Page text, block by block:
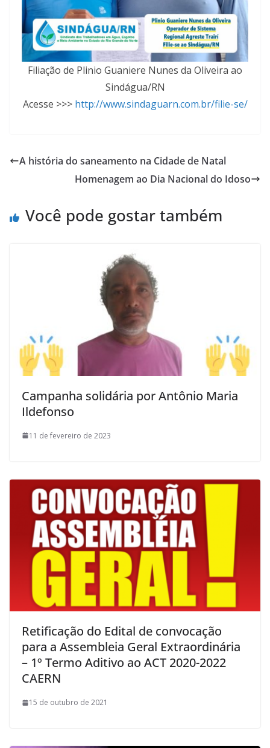
Filiação de Plinio Guaniere Nunes da Oliveira ao
Sindágua/RN
Acesse >>> http://www.sindaguarn.com.br/filie-se/
A história do saneamento na Cidade de Natal
Homenagem ao Dia Nacional do Idoso
Você pode gostar também
Campanha solidária por Antônio Maria
Ildefonso
11 de fevereiro de 2023
Retificação do Edital de convocação
para a Assembleia Geral Extraordinária
– 1º Termo Aditivo ao ACT 2020-2022
CAERN
15 de outubro de 2021